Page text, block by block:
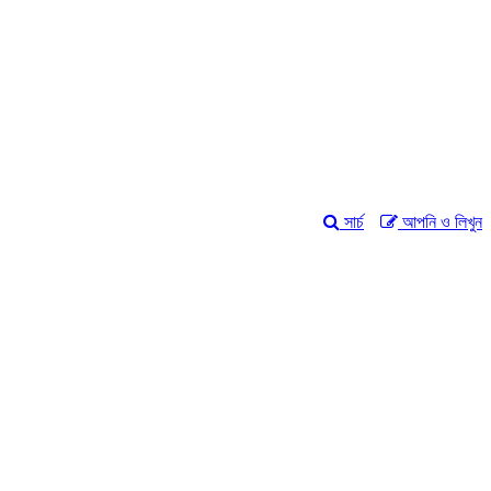
আপনি ও লিখুন
সার্চ